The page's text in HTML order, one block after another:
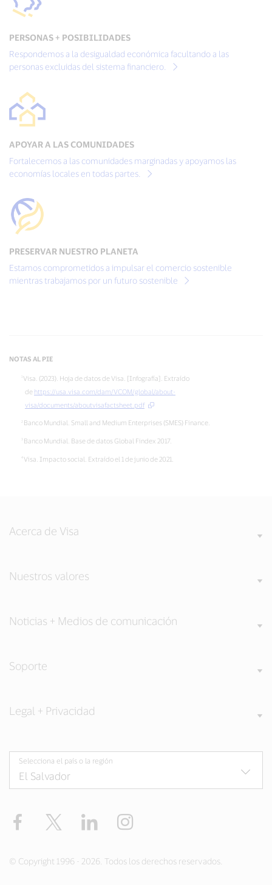
PERSONAS + POSIBILIDADES
Respondemos a la desigualdad económica facultando a las
personas excluidas del sistema financiero.
APOYAR A LAS COMUNIDADES
Fortalecemos a las comunidades marginadas y apoyamos las
economías locales en todas partes.
PRESERVAR NUESTRO PLANETA
Estamos comprometidos a impulsar el comercio sostenible
mientras trabajamos por un futuro sostenible
NOTAS AL PIE
Visa. (2023). Hoja de datos de Visa. [Infografía]. Extraído
de https://usa.visa.com/dam/VCOM/global/about-
visa/documents/aboutvisafactsheet.pdf
Banco Mundial. Small and Medium Enterprises (SMES) Finance.
Banco Mundial. Base de datos Global Findex 2017.
Visa. Impacto social. Extraído el 1 de junio de 2021.
Acerca de Visa
Nuestros valores
Noticias + Medios de comunicación
Soporte
Legal + Privacidad
Selecciona el país o la región
Facebook Twitter LinkedIn
© Copyright 1996 - 2026. Todos los derechos reservados.